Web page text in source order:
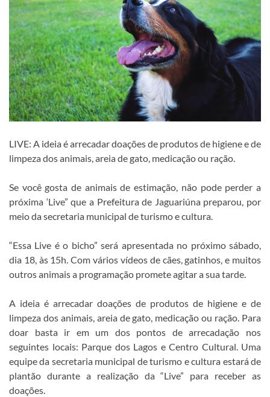
LIVE: A ideia é arrecadar doações de produtos de higiene e de
limpeza dos animais, areia de gato, medicação ou ração.
Se você gosta de animais de estimação, não pode perder a
próxima ‘Live” que a Prefeitura de Jaguariúna preparou, por
meio da secretaria municipal de turismo e cultura.
“Essa Live é o bicho” será apresentada no próximo sábado,
dia 18, às 15h. Com vários vídeos de cães, gatinhos, e muitos
outros animais a programação promete agitar a sua tarde.
A ideia é arrecadar doações de produtos de higiene e de
limpeza dos animais, areia de gato, medicação ou ração. Para
doar basta ir em um dos pontos de arrecadação nos
seguintes locais: Parque dos Lagos e Centro Cultural. Uma
equipe da secretaria municipal de turismo e cultura estará de
plantão durante a realização da “Live” para receber as
doações.